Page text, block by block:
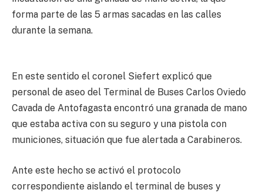
forma parte de las 5 armas sacadas en las calles
durante la semana.
En este sentido el coronel Siefert explicó que
personal de aseo del Terminal de Buses Carlos Oviedo
Cavada de Antofagasta encontró una granada de mano
que estaba activa con su seguro y una pistola con
municiones, situación que fue alertada a Carabineros.
Ante este hecho se activó el protocolo
correspondiente aislando el terminal de buses y